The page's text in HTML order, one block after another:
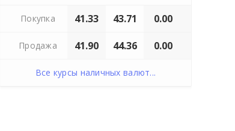
Покупка 41.33 43.71 0.00
Продажа 41.90 44.36 0.00
Все курсы наличных валют...